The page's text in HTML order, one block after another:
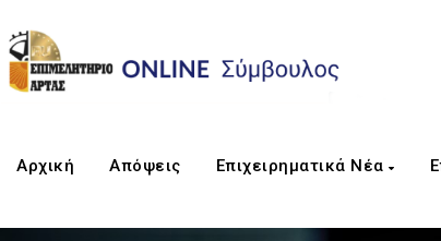
Αρχική Απόψεις Επιχειρηματικά Νέα